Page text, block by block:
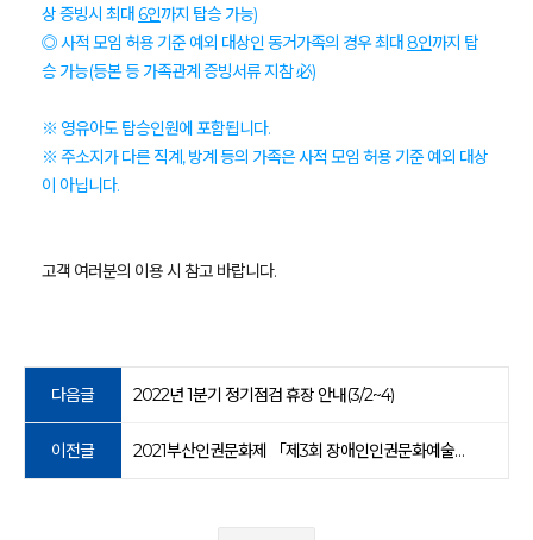
상 증빙시 최대 6인까지 탑승 가능)
◎ 사적 모임 허용 기준 예외 대상인 동거가족의 경우최대 8인까지 탑
승 가능(등본 등 가족관계 증빙서류 지참 必)
※ 영유아도 탑승인원에 포함됩니다.
※ 주소지가 다른 직계, 방계 등의 가족은 사적 모임 허용 기준 예외 대상
이 아닙니다.
고객 여러분의 이용 시 참고 바랍니다.
다음글 2022년 1분기 정기점검 휴장 안내(3/2~4)
이전글 2021부산인권문화제 「제3회 장애인인권문화예술제」 안내